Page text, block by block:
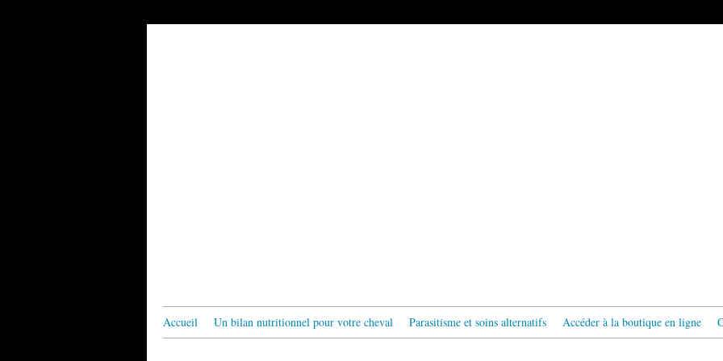
Accueil Un bilan nutritionnel pour votre cheval Parasitisme et soins alternatifs Accéder à la boutique en ligne